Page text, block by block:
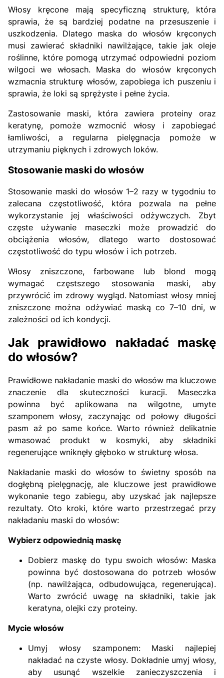
Włosy kręcone mają specyficzną strukturę, która
sprawia, że są bardziej podatne na przesuszenie i
uszkodzenia. Dlatego maska do włosów kręconych
musi zawierać składniki nawilżające, takie jak oleje
roślinne, które pomogą utrzymać odpowiedni poziom
wilgoci we włosach. Maska do włosów kręconych
wzmacnia strukturę włosów, zapobiega ich puszeniu i
sprawia, że loki są sprężyste i pełne życia.
Zastosowanie maski, która zawiera proteiny oraz
keratynę, pomoże wzmocnić włosy i zapobiegać
łamliwości, a regularna pielęgnacja pomoże w
utrzymaniu pięknych i zdrowych loków.
Stosowanie maski do włosów
Stosowanie maski do włosów 1–2 razy w tygodniu to
zalecana częstotliwość, która pozwala na pełne
wykorzystanie jej właściwości odżywczych. Zbyt
częste używanie maseczki może prowadzić do
obciążenia włosów, dlatego warto dostosować
częstotliwość do typu włosów i ich potrzeb.
Włosy zniszczone, farbowane lub blond mogą
wymagać częstszego stosowania maski, aby
przywrócić im zdrowy wygląd. Natomiast włosy mniej
zniszczone można odżywiać maską co 7–10 dni, w
zależności od ich kondycji.
Jak prawidłowo nakładać maskę
do włosów?
Prawidłowe nakładanie maski do włosów ma kluczowe
znaczenie dla skuteczności kuracji. Maseczka
powinna być aplikowana na wilgotne, umyte
szamponem włosy, zaczynając od połowy długości
pasm aż po same końce. Warto również delikatnie
wmasować produkt w kosmyki, aby składniki
regenerujące wniknęły głęboko w strukturę włosa.
Nakładanie maski do włosów to świetny sposób na
dogłębną pielęgnację, ale kluczowe jest prawidłowe
wykonanie tego zabiegu, aby uzyskać jak najlepsze
rezultaty. Oto kroki, które warto przestrzegać przy
nakładaniu maski do włosów:
Wybierz odpowiednią maskę
Dobierz maskę do typu swoich włosów: Maska
powinna być dostosowana do potrzeb włosów
(np. nawilżająca, odbudowująca, regenerująca).
Warto zwrócić uwagę na składniki, takie jak
keratyna, olejki czy proteiny.
Mycie włosów
Umyj włosy szamponem: Maski najlepiej
nakładać na czyste włosy. Dokładnie umyj włosy,
aby usunąć wszelkie zanieczyszczenia i